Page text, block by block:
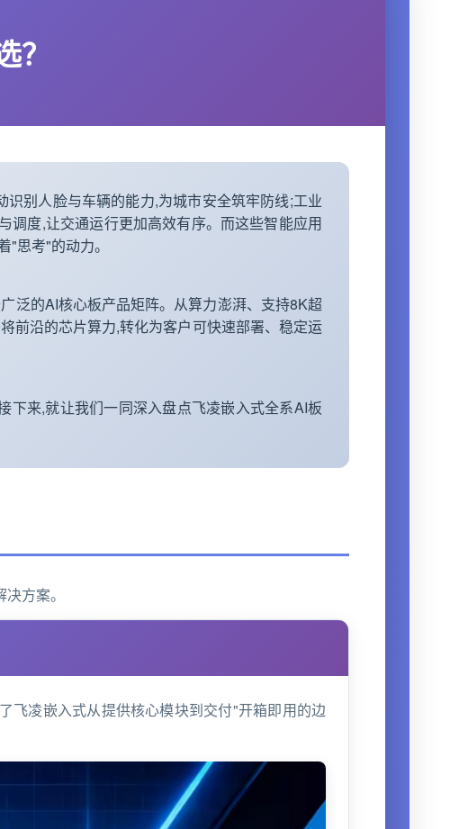
？
识别人脸与车辆的能力,为城市安全筑牢防线;工业
调度,让交通运行更加高效有序。而这些智能应用
思考"的动力。
泛的AI核心板产品矩阵。从算力澎湃、支持8K超
前沿的芯片算力,转化为客户可快速部署、稳定运
下来,就让我们一同深入盘点飞凌嵌入式全系AI板
方案。
飞凌嵌入式从提供核心模块到交付"开箱即用的边